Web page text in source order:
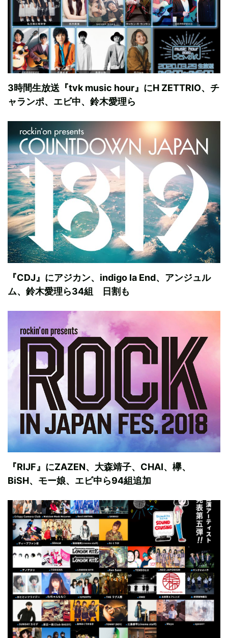
3時間生放送『tvk music hour』にH ZETTRIO、チ
ャランポ、エビ中、鈴木愛理ら
『CDJ』にアジカン、indigo la End、アンジュル
ム、鈴木愛理ら34組 日割も
『RIJF』にZAZEN、大森靖子、CHAI、欅、
BiSH、モー娘、エビ中ら94組追加